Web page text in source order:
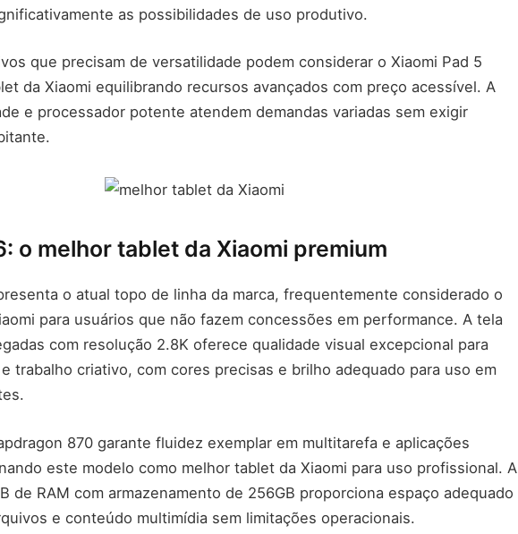
as possibilidades de uso produtivo.
que precisam de versatilidade podem considerar o Xiaomi Pad 5
da Xiaomi equilibrando recursos avançados com preço acessível. A
e processador potente atendem demandas variadas sem exigir
o melhor tablet da Xiaomi premium
o atual topo de linha da marca, frequentemente considerado o
para usuários que não fazem concessões em performance. A tela
com resolução 2.8K oferece qualidade visual excepcional para
trabalho criativo, com cores precisas e brilho adequado para uso em
870 garante fluidez exemplar em multitarefa e aplicações
este modelo como melhor tablet da Xiaomi para uso profissional. A
de RAM com armazenamento de 256GB proporciona espaço adequado
e conteúdo multimídia sem limitações operacionais.